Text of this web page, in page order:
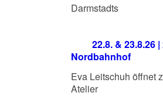
Darmstadts
22.8. & 23.8.26
Nordbahnhof
Eva Leitschuh öffnet
Atelier